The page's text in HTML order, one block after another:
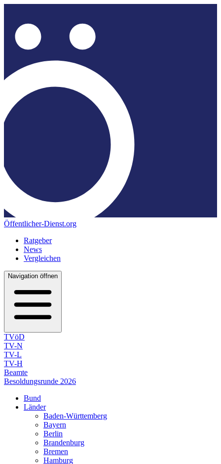
Öffentlicher-Dienst.org
Ratgeber
News
Vergleichen
Navigation öffnen
TVöD
TV-N
TV-L
TV-H
Beamte
Besoldungsrunde 2026
Bund
Länder
Baden-Württemberg
Bayern
Berlin
Brandenburg
Bremen
Hamburg